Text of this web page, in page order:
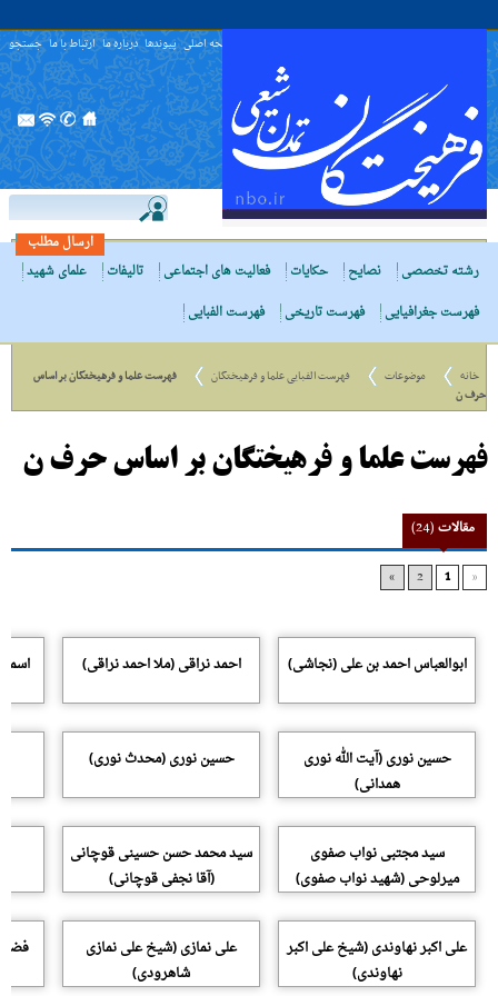
صفحه اصلی پیوندها درباره ما ارتباط با ما جستجو
ارسال مطلب
رشته تخصصی
نصایح حکایات فعالیت های اجتماعی تالیفات
علمای شهید
فهرست جغرافیایی
فهرست تاریخی فهرست الفبایی
خانه موضوعات فهرست الفبایی علما و فرهیختگان
فهرست علما و فرهیختگان بر اساس
حرف ن
فهرست علما و فرهیختگان بر اساس حرف ن
مقالات(24)
«
1
2
»
ابوالعباس احمد بن علی (نجاشی) احمد نراقی (ملا احمد نراقی)
حسین نوری (آیت الله نوری
همدانی)
حسین نوری (محدث نوری)
سید مجتبی نواب صفوی
میرلوحی (شهید نواب صفوی)
سید محمد حسن حسینی قوچانی
(آقا نجفی قوچانی)
علی اکبر نهاوندی (شیخ علی اکبر
نهاوندی)
علی نمازی (شیخ علی نمازی
شاهرودی)
فضل